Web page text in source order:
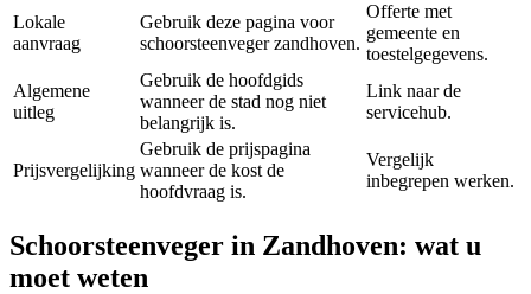
Lokale
aanvraag
Gebruik deze pagina voor
schoorsteenveger zandhoven.
Offerte met
gemeente en
toestelgegevens.
Algemene
uitleg
Gebruik de hoofdgids
wanneer de stad nog niet
belangrijk is.
Link naar de
servicehub.
Prijsvergelijking
Gebruik de prijspagina
wanneer de kost de
hoofdvraag is.
Vergelijk
inbegrepen werken.
Schoorsteenveger in Zandhoven: wat u
moet weten